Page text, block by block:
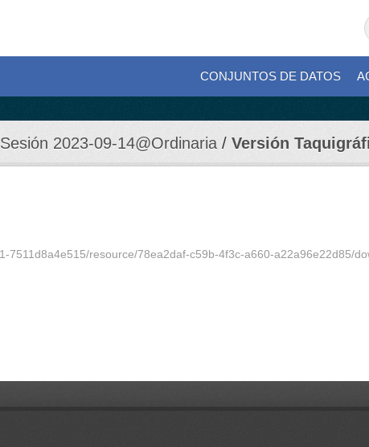
CONJUNTOS DE DATOS
Sesión 2023-09-14@Ordinaria Versión
resource/78ea2daf-c59b-4f3c-a660-a22a96e22d85/download/